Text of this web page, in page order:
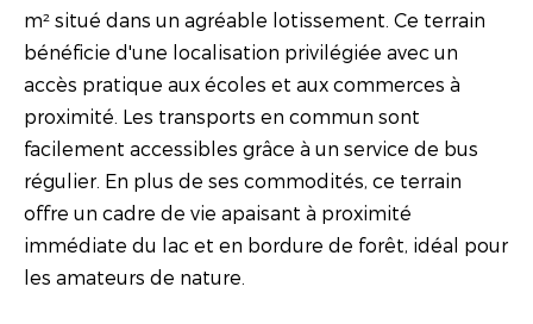
m² situé dans un agréable lotissement. Ce terrain
bénéficie d'une localisation privilégiée avec un
accès pratique aux écoles et aux commerces à
proximité. Les transports en commun sont
facilement accessibles grâce à un service de bus
régulier. En plus de ses commodités, ce terrain
offre un cadre de vie apaisant à proximité
immédiate du lac et en bordure de forêt, idéal pour
les amateurs de nature.